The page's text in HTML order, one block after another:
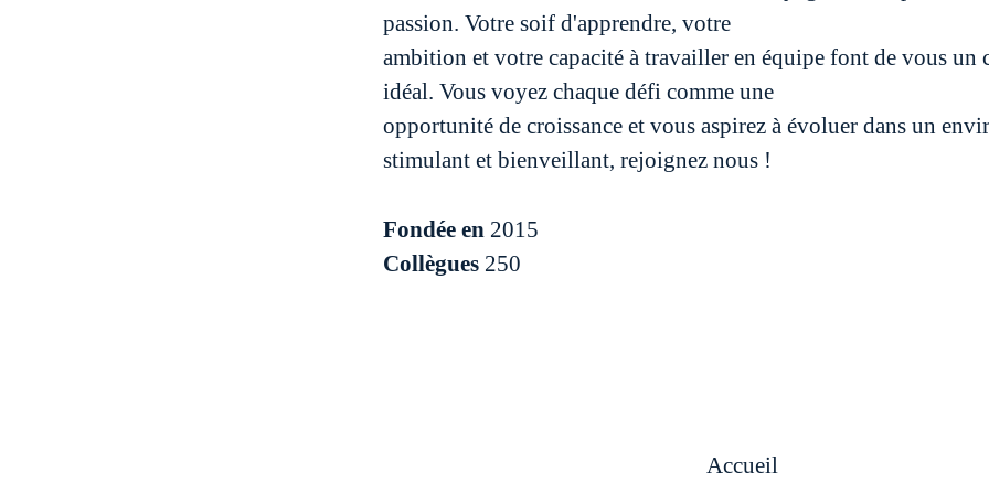
passion. Votre soif d'apprendre, votre
ambition et votre capacité à travailler en équipe font de vous un
idéal. Vous voyez chaque défi comme une
opportunité de croissance et vous aspirez à évoluer dans un
stimulant et bienveillant, rejoignez nous !
Fondée en 2015
Collègues 250
Accueil